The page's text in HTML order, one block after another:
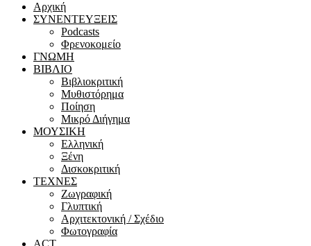
Αρχική
ΣΥΝΕΝΤΕΥΞΕΙΣ
Podcasts
Φρενοκομείο
ΓΝΩΜΗ
ΒΙΒΛΙΟ
Βιβλιοκριτική
Μυθιστόρημα
Ποίηση
Μικρό Διήγημα
ΜΟΥΣΙΚΗ
Ελληνική
Ξένη
Δισκοκριτική
ΤΕΧΝΕΣ
Ζωγραφική
Γλυπτική
Αρχιτεκτονική / Σχέδιο
Φωτογραφία
ACT